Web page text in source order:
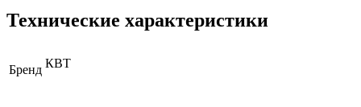
Технические характеристики
Бренд КВТ